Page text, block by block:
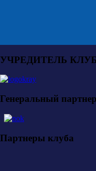
УЧРЕДИТЕЛЬ
Генеральный
Партнеры клуба